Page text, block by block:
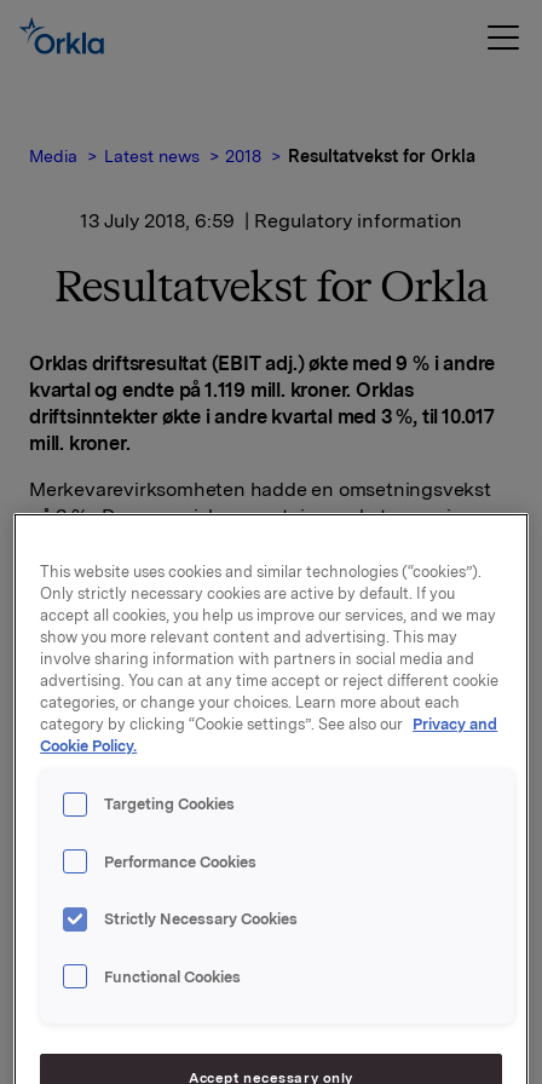
Media Latest news 2018 Resultatvekst for Orkla
13 July 2018, 6:59 | Regulatory information
Resultatvekst for Orkla
Orklas driftsresultat (EBIT adj.) økte med 9 % i andre
kvartal og endte på 1.119 mill. kroner. Orklas
driftsinntekter økte i andre kvartal med 3 %, til 10.017
mill. kroner.
Merkevarevirksomheten hadde en omsetningsvekst
på 2 %. Den organiske omsetningsveksten var i
distribusjonsavtale innen Orkla Confectionery &
Snacks. Det var fortsatt god vekst i Finland og Sentral-
Europa. Orkla Food Ingredients hadde fin fremgang i
kvartalet, som følge av økt salg av iskremingredienser.
Salgsutviklingen i Norge var svakere enn i fjor, blant
annet som følge av økningen i sjokolade- og
sukkeravgiften på 83 %. Flere av Orklas kategorier har
forbrukerne, noe som har påvirket volumutviklingen
- Vår prioritet er å snu utviklingen i Norge, samt
salgskanaler og geografier med høyere vekst. Vi
besluttet vi å nedlegge to fabrikker i Sverige og
foretar Orkla endringer i konsernledelsen. Hensikten er
This website uses cookies and similar technologies (“cookies”).
Only strictly necessary cookies are active by default. If you
accept all cookies, you help us improve our services, and we may
show you more relevant content and advertising. This may
involve sharing information with partners in social media and
advertising. You can at any time accept or reject different cookie
categories, or change your choices. Learn more about each
category by clicking “Cookie settings”. See also our Privacy and
Cookie Policy.
Targeting Cookies
Performance Cookies
Strictly Necessary Cookies
Functional Cookies
Accept necessary only